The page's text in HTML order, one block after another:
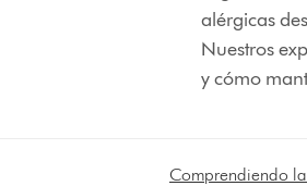
alérgicas
Nuestros
y cómo
Comprendiendo